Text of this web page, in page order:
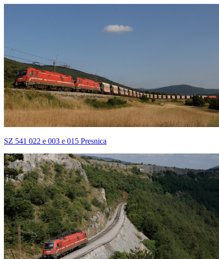
SZ 541 022 e 003 e 015 Presnica